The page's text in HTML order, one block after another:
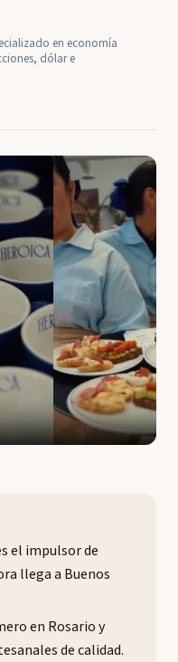
en economía
dólar e
el impulsor de
llega a Buenos
en Rosario y
de calidad.